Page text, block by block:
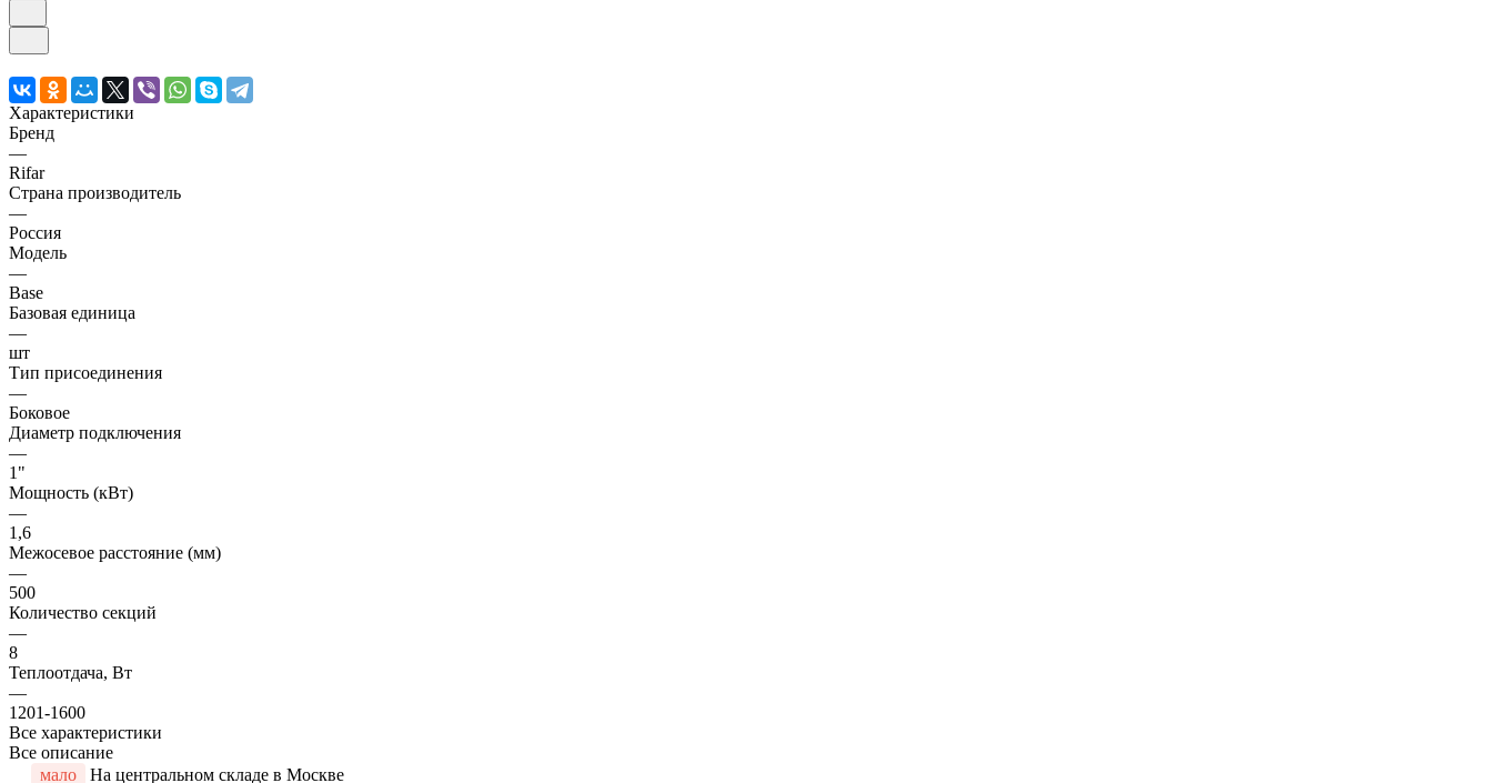
Характеристики
Бренд
—
Rifar
Страна производитель
—
Россия
Модель
—
Base
Базовая единица
—
шт
Тип присоединения
—
Боковое
Диаметр подключения
—
1"
Мощность (кВт)
—
1,6
Межосевое расстояние (мм)
—
500
Количество секций
—
8
Теплоотдача, Вт
—
1201-1600
Все характеристики
Все описание
мало
На центральном складе в Москве